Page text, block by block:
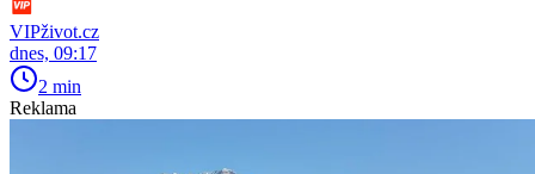
VIPživot.cz
dnes, 09:17
2 min
Reklama